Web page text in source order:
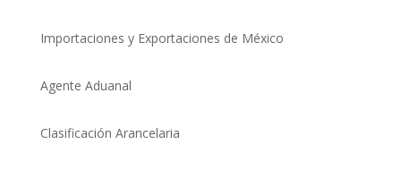
Importaciones y Exportaciones de México
Agente Aduanal
Clasificación Arancelaria